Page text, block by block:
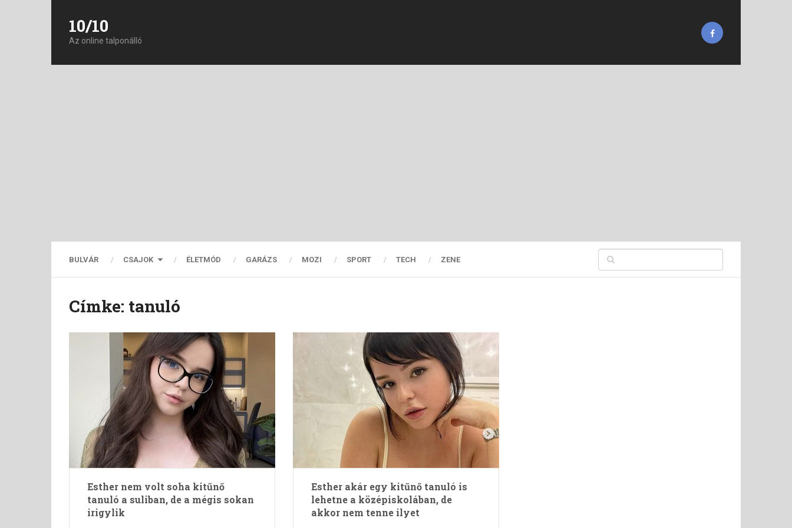
10/10
Az online talponálló
BULVÁR CSAJOK ÉLETMÓD GARÁZS MOZI SPORT TECH ZENE
Címke: tanuló
Esther nem volt soha kitűnő
tanuló a suliban, de a mégis sokan
irigylik
Esther akár egy kitűnő tanuló is
lehetne a középiskolában, de
akkor nem tenne ilyet